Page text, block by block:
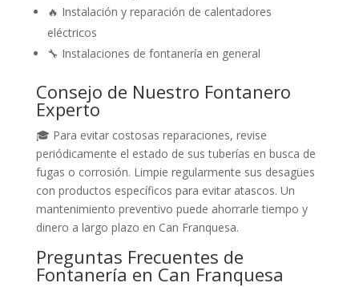
🔥 Instalación y reparación de calentadores
eléctricos
🔧 Instalaciones de fontanería en general
Consejo de Nuestro Fontanero
Experto
🎓 Para evitar costosas reparaciones, revise
periódicamente el estado de sus tuberías en busca de
fugas o corrosión. Limpie regularmente sus desagües
con productos específicos para evitar atascos. Un
mantenimiento preventivo puede ahorrarle tiempo y
dinero a largo plazo en Can Franquesa.
Preguntas Frecuentes de
Fontanería en Can Franquesa